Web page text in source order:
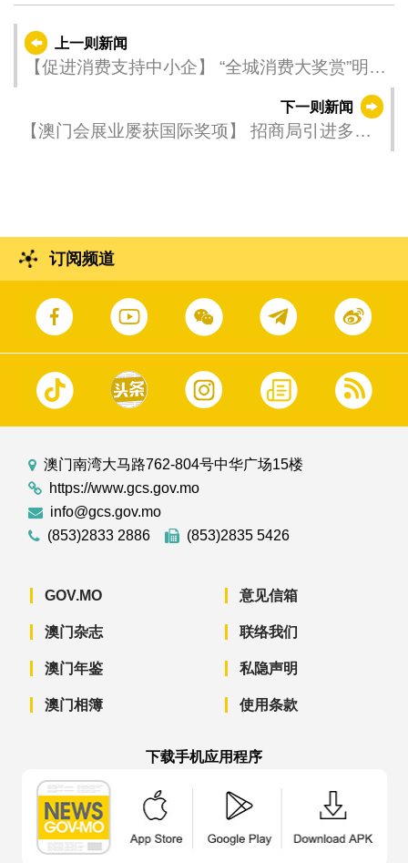
上一则新闻
【促进消费支持中小企】 “全城消费大奖赏”明
下一则新闻
【澳门会展业屡获国际奖项】 招商局引进多方
订阅频道
澳门南湾大马路762-804号中华广场15楼
https://www.gcs.gov.mo
info@gcs.gov.mo
(853)2833 2886
(853)2835 5426
GOV.MO
澳门杂志
澳门年鉴
澳门相簿
意见信箱
联络我们
私隐声明
使用条款
下载手机应用程序